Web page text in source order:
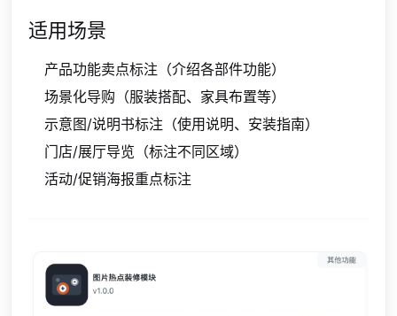
适用场景
产品功能卖点标注（介绍各部件功能）
场景化导购（服装搭配、家具布置等）
示意图/说明书标注（使用说明、安装指南）
门店/展厅导览（标注不同区域）
活动/促销海报重点标注